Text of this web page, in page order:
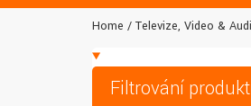
Home Televize, Video &
Filtrování